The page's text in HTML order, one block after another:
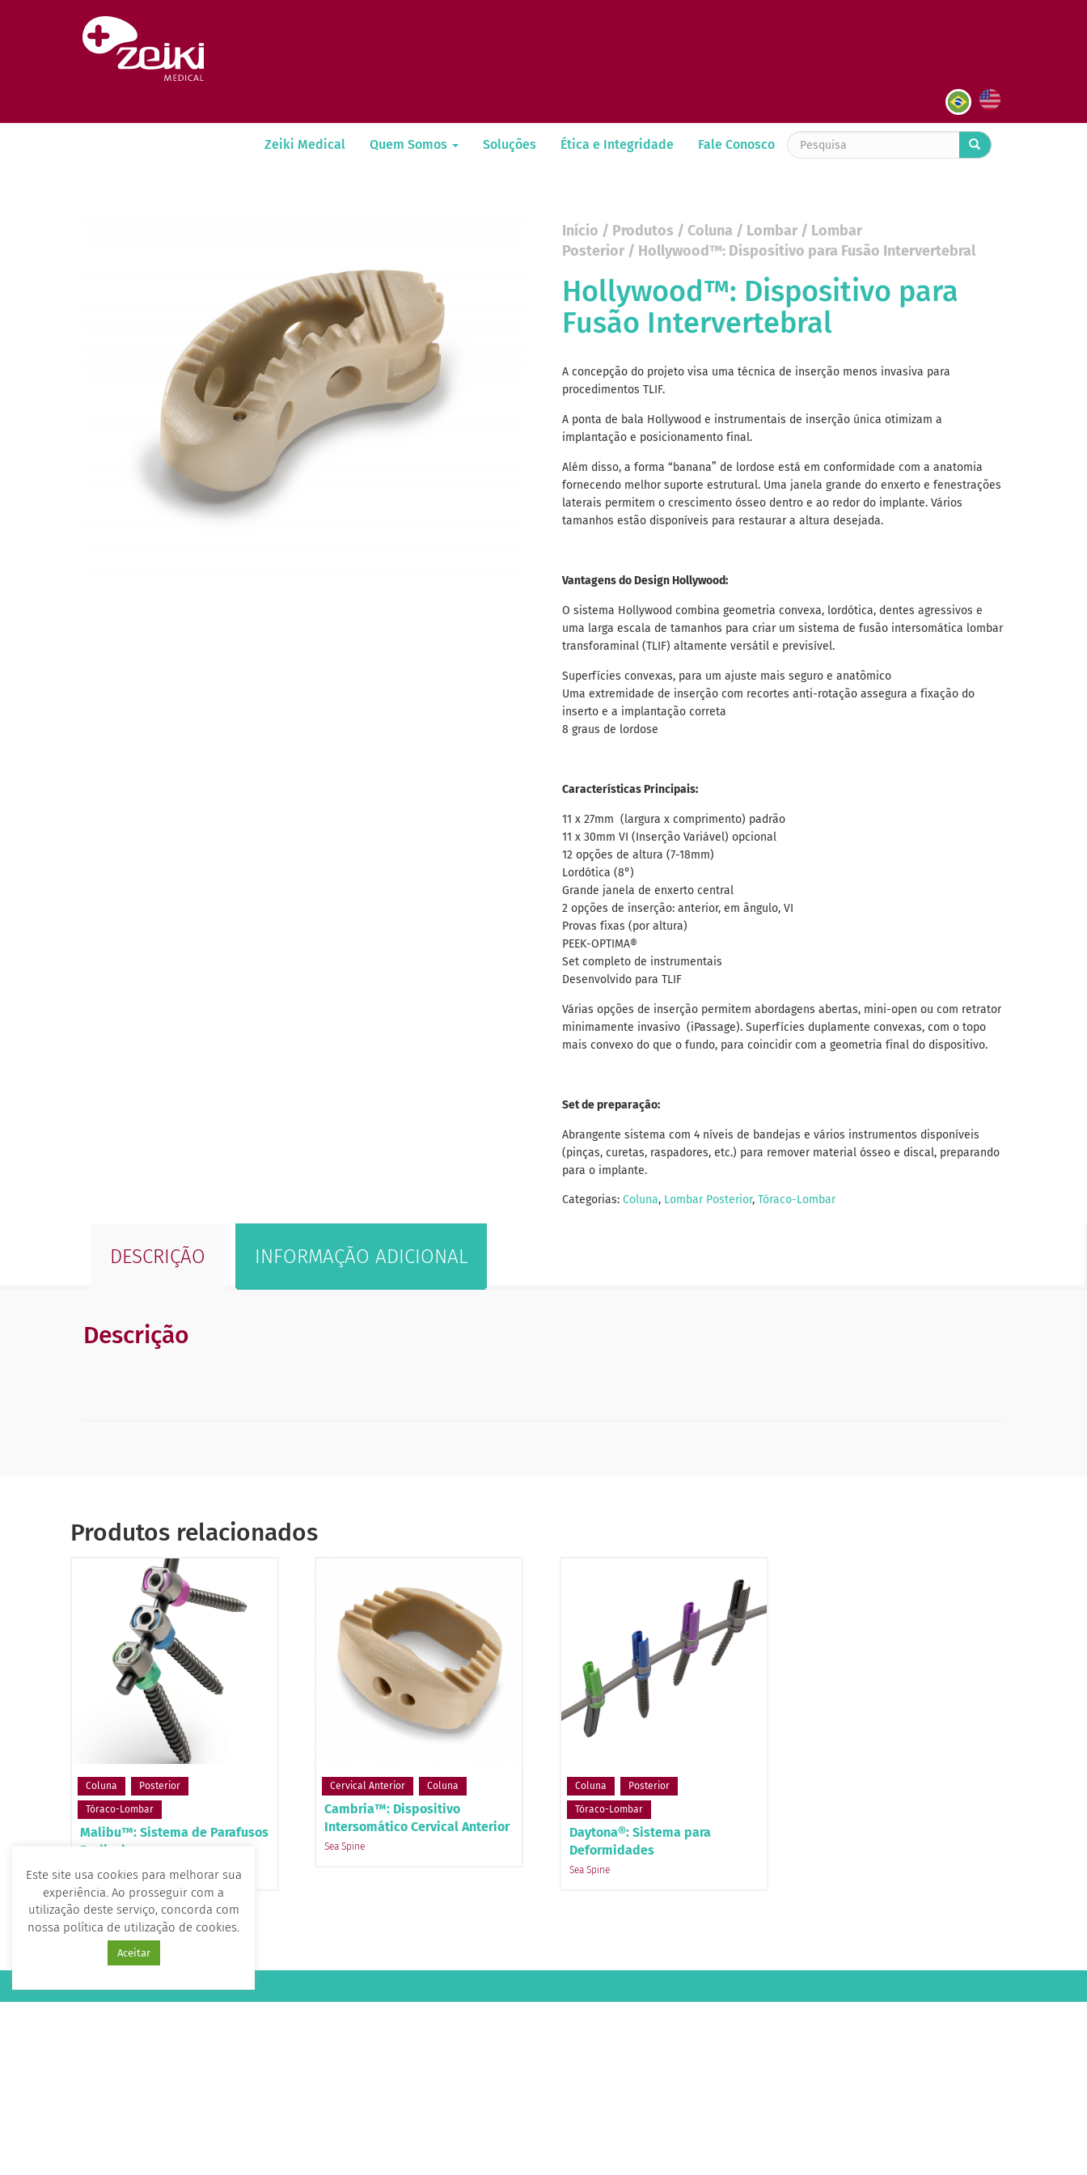
Zeiki Medical Quem Somos Soluções Ética e Integridade Fale Conosco
Início / Produtos / Coluna / Lombar/ Lombar
Posterior/ Hollywood™: Dispositivo para Fusão Intervertebral
Hollywood™: Dispositivo para
Fusão Intervertebral
A concepção do projeto visa uma técnica de inserção menos invasiva para
procedimentos TLIF.
A ponta de bala Hollywood e instrumentais de inserção única otimizam a
implantação e posicionamento final.
Além disso, a forma “banana” de lordose está em conformidade com a anatomia
fornecendo melhor suporte estrutural. Uma janela grande do enxerto e fenestrações
laterais permitem o crescimento ósseo dentro e ao redor do implante. Vários
tamanhos estão disponíveis para restaurar a altura desejada.
Vantagens do Design Hollywood:
O sistema Hollywood combina geometria convexa, lordótica, dentes agressivos e
uma larga escala de tamanhos para criar um sistema de fusão intersomática lombar
transforaminal (TLIF) altamente versátil e previsível.
Superfícies convexas, para um ajuste mais seguro e anatômico
Uma extremidade de inserção com recortes anti-rotação assegura a fixação do
inserto e a implantação correta
8 graus de lordose
Características Principais:
11 x 27mm (largura x comprimento) padrão
11 x 30mm VI (Inserção Variável) opcional
12 opções de altura (7-18mm)
Lordótica (8°)
Grande janela de enxerto central
2 opções de inserção: anterior, em ângulo, VI
Provas fixas (por altura)
PEEK-OPTIMA®
Set completo de instrumentais
Desenvolvido para TLIF
Várias opções de inserção permitem abordagens abertas, mini-open ou com retrator
minimamente invasivo (iPassage). Superfícies duplamente convexas, com o topo
mais convexo do que o fundo, para coincidir com a geometria final do dispositivo.
Set de preparação:
Abrangente sistema com 4 níveis de bandejas e vários instrumentos disponíveis
(pinças, curetas, raspadores, etc.) para remover material ósseo e discal, preparando
para o implante.
Categorias: Coluna, Lombar Posterior, Tóraco-Lombar
DESCRIÇÃO INFORMAÇÃO ADICIONAL
Descrição
Produtos relacionados
Coluna Posterior
Tóraco-Lombar
Malibu™: Sistema de Parafusos
Pediculares
Sea Spine
Cervical Anterior Coluna
Cambria™: Dispositivo
Intersomático Cervical Anterior
Sea Spine
Coluna Posterior
Tóraco-Lombar
Daytona®: Sistema para
Deformidades
Sea Spine
Este site usa cookies para melhorar sua
experiência. Ao prosseguir com a
utilização deste serviço, concorda com
nossa política de utilização de cookies.
Aceitar